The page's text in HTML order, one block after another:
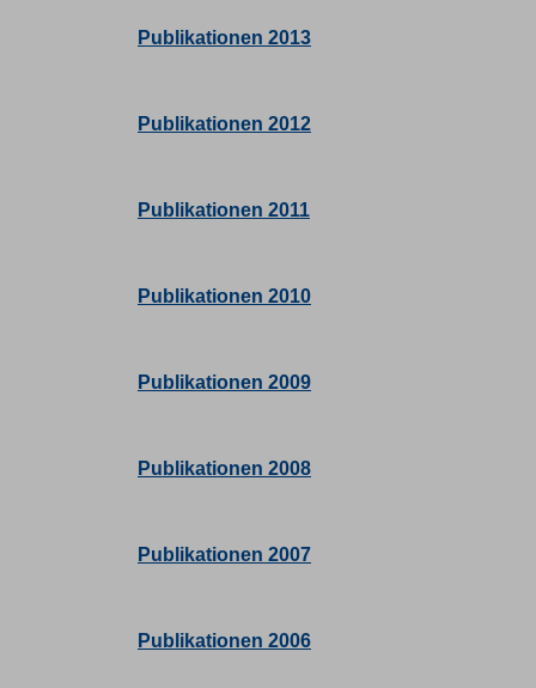
Publikationen 2013
Publikationen 2012
Publikationen 2011
Publikationen 2010
Publikationen 2009
Publikationen 2008
Publikationen 2007
Publikationen 2006